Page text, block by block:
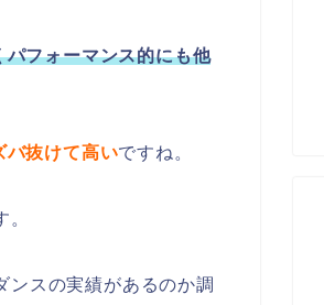
フォーマンス的にも他
バ抜けて高いですね 。
ンスの実績があるのか調